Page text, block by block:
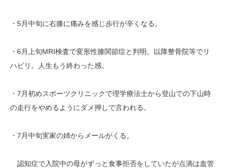
・5月中旬に右膝に痛みを感じ歩行が辛くなる。
・6月上旬MRI検査で変形性膝関節症と判明。以降整骨院等でリ
ハビリ。人生もう終わった感。
・7月初めスポーツクリニックで理学療法士から登山での下山時
の走行をやめるようにダメ押しで言われる。
・7月中旬実家の姉からメールがくる。
認知症で入院中の母がずっと食事拒否をしていたが点滴は血管